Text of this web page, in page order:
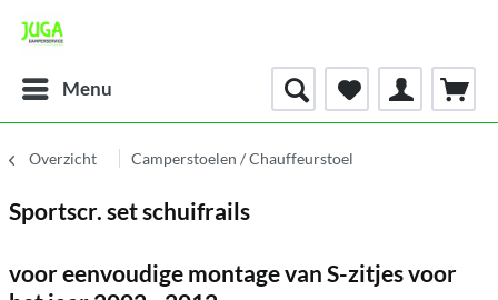
Menu
Overzicht Camperstoelen / Chauffeurstoel
Sportscr. set schuifrails
voor eenvoudige montage van S-zitjes voor